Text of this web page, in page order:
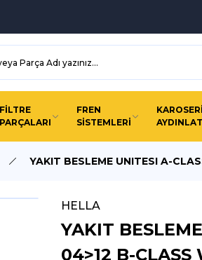
FİLTRE
PARÇALARI
FREN
SİSTEMLERİ
YAKIT BESLEME UNITESI A-
HELLA
YAKIT
04>12 B-CLASS